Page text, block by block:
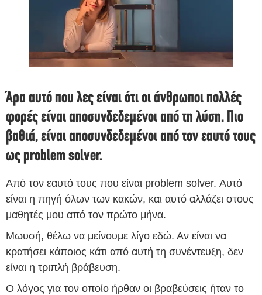
Άρα αυτό που λες είναι ότι οι άνθρωποι πολλές
φορές είναι αποσυνδεδεμένοι από τη λύση. Πιο
βαθιά, είναι αποσυνδεδεμένοι από τον εαυτό τους
ως problem solver.
Από τον εαυτό τους που είναι problem solver. Αυτό
είναι η πηγή όλων των κακών, και αυτό αλλάζει στους
μαθητές μου από τον πρώτο μήνα.
Μωυσή, θέλω να μείνουμε λίγο εδώ. Αν είναι να
κρατήσει κάποιος κάτι από αυτή τη συνέντευξη, δεν
είναι η τριπλή βράβευση.
Ο λόγος για τον οποίο ήρθαν οι βραβεύσεις ήταν το